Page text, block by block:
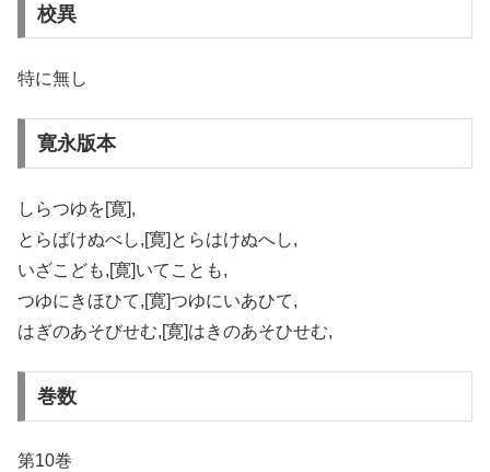
校異
特に無し
寛永版本
しらつゆを[寛],
とらばけぬべし,[寛]とらはけぬへし,
いざこども,[寛]いてことも,
つゆにきほひて,[寛]つゆにいあひて,
はぎのあそびせむ,[寛]はきのあそひせむ,
巻数
第10巻